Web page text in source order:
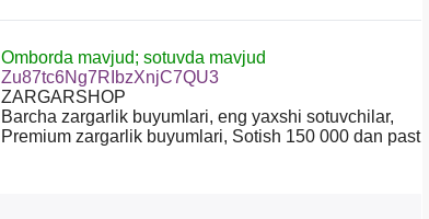
Omborda mavjud; sotuvda mavjud
Zu87tc6Ng7RIbzXnjC7QU3
ZARGARSHOP
Barcha zargarlik buyumlari, eng yaxshi sotuvchilar,
Premium zargarlik buyumlari, Sotish 150 000 dan past